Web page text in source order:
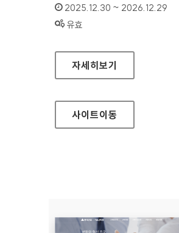
인증기간 :
2025.12.30 ~ 2026.12.29
상태 :
유효
JB지산학협력단
자세히보기
사이트이동